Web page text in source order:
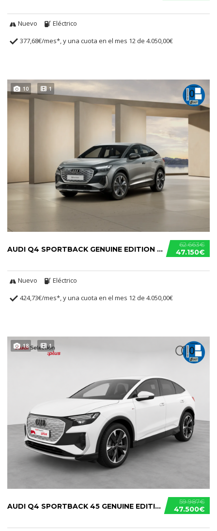
Nuevo
Eléctrico
377,68€/mes*, y una cuota en el mes 12 de 4.050,00€
10 1
62.663€
47.150€
AUDI Q4 SPORTBACK GENUINE EDITION 45 E-TRON
Nuevo
Eléctrico
424,73€/mes*, y una cuota en el mes 12 de 4.050,00€
18 1
59.987€
47.500€
AUDI Q4 SPORTBACK 45 GENUINE EDITION E-TRON